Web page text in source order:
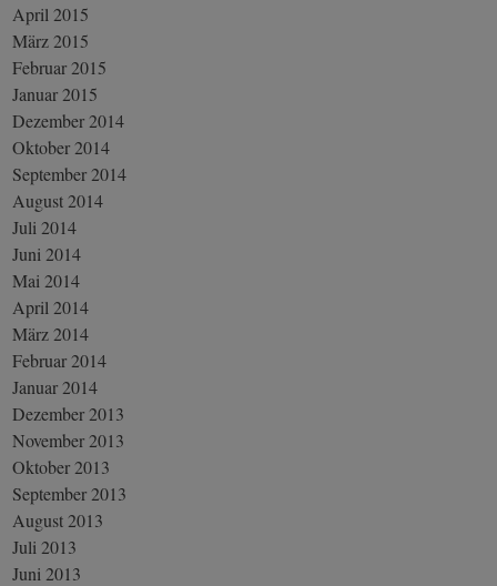
April 2015
März 2015
Februar 2015
Januar 2015
Dezember 2014
Oktober 2014
September 2014
August 2014
Juli 2014
Juni 2014
Mai 2014
April 2014
März 2014
Februar 2014
Januar 2014
Dezember 2013
November 2013
Oktober 2013
September 2013
August 2013
Juli 2013
Juni 2013